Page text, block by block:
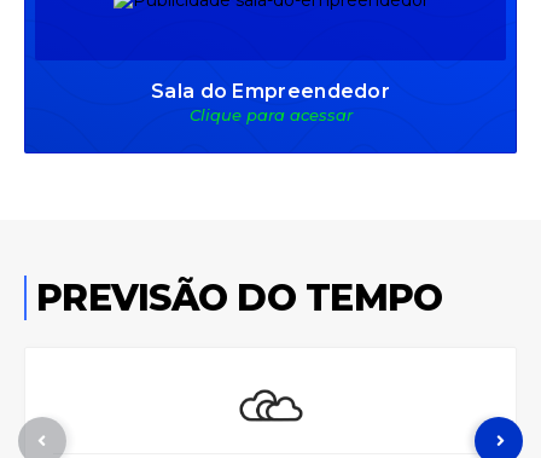
Sala do Empreendedor
Clique para acessar
PREVISÃO DO TEMPO